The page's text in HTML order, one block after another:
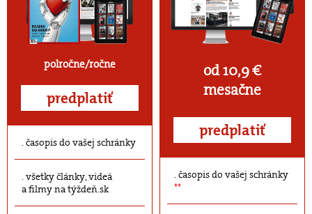
polročne/ročne
predplatiť
časopis do vašej schránky
všetky články, videá
a filmy na týždeň.sk
od 10,9 €
mesačne
predplatiť
časopis do vašej schránky
**